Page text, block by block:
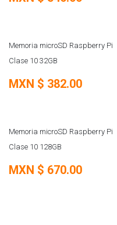
SOBRE PEDIDO
Memoria microSD Raspberry Pi
Clase 10 32GB
MXN $ 382.00
SOBRE PEDIDO
Memoria microSD Raspberry Pi
Clase 10 128GB
MXN $ 670.00